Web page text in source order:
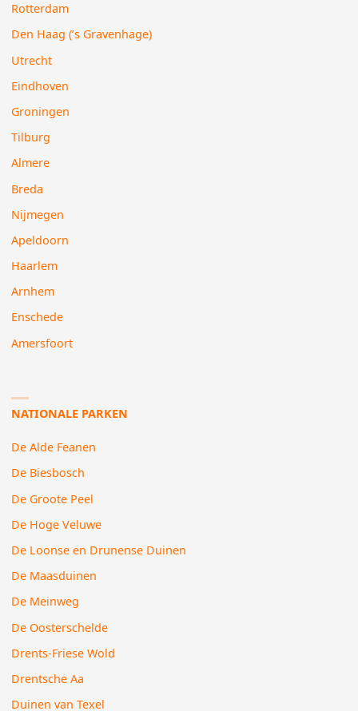
Rotterdam
Den Haag (’s Gravenhage)
Utrecht
Eindhoven
Groningen
Tilburg
Almere
Breda
Nijmegen
Apeldoorn
Haarlem
Arnhem
Enschede
Amersfoort
NATIONALE PARKEN
De Alde Feanen
De Biesbosch
De Groote Peel
De Hoge Veluwe
De Loonse en Drunense Duinen
De Maasduinen
De Meinweg
De Oosterschelde
Drents-Friese Wold
Drentsche Aa
Duinen van Texel